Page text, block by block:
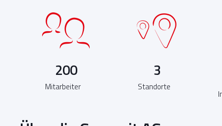
200
Mitarbeiter
3
Standorte